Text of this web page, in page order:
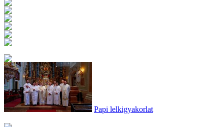
Papi lelkigyakorlat